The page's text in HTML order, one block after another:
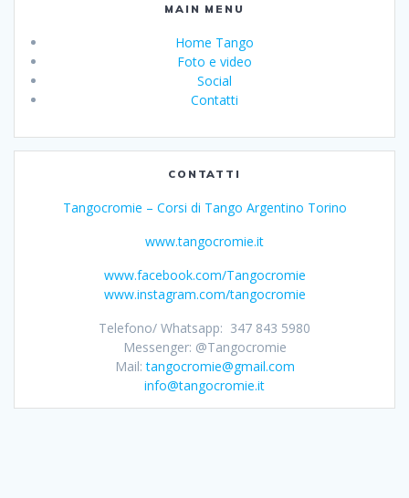
MAIN MENU
Home Tango
Foto e video
Social
Contatti
CONTATTI
Tangocromie – Corsi di Tango Argentino Torino
www.tangocromie.it
www.facebook.com/Tangocromie
www.instagram.com/tangocromie
Telefono/ Whatsapp: 347 843 5980
Messenger: @Tangocromie
Mail:tangocromie@gmail.com
info@tangocromie.it